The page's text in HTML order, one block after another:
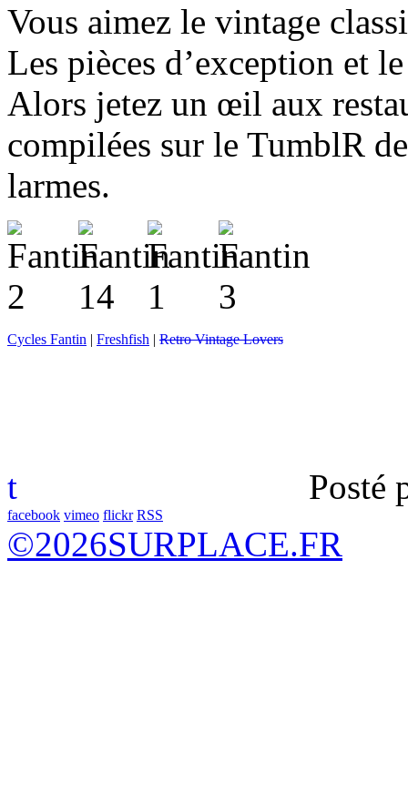
Vous aimez le vintage
Les pièces d’exception et
Alors jetez un œil aux
compilées sur le TumblR
larmes.
Cycles Fantin | Freshfish | Retro Vintage Lovers
t Posté
facebook vimeo flickr RSS
©2026SURPLACE.FR